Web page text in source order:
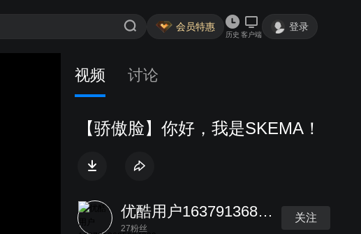
会员特惠
历史 客户端
登录
视频 讨论
【骄傲脸】你好，我是SKEMA！
优酷用户1637913685664829
27粉丝
关注